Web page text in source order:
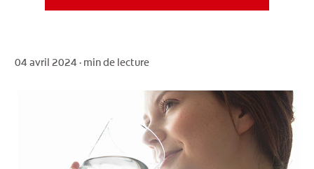
MISSION
POUR LES PROFESSIONNELS
CH (FR)
04 avril 2024 · min de lecture